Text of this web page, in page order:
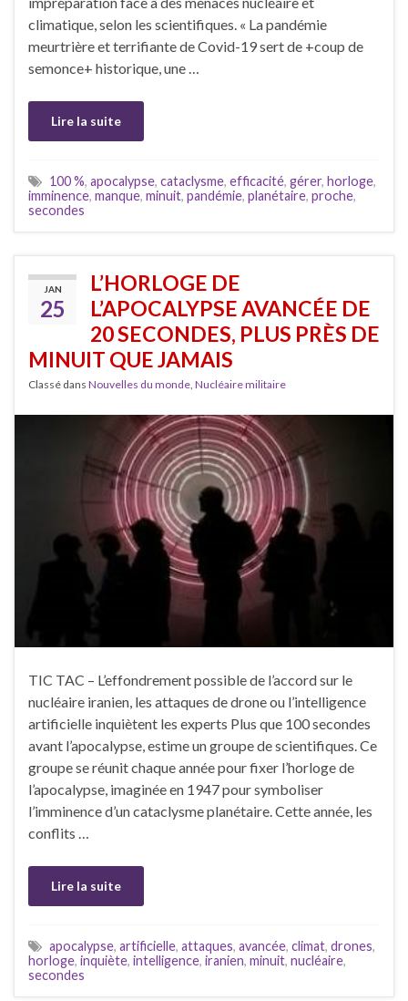
climatique, selon les scientifiques. « La pandémie
meurtrière et terrifiante de Covid-19 sert de +coup de
semonce+ historique, une …
Lire la suite
100 %, apocalypse, cataclysme, efficacité, gérer, horloge,
imminence, manque, minuit, pandémie, planétaire, proche,
secondes
JAN
25
L’HORLOGE DE
L’APOCALYPSE AVANCÉE DE
20 SECONDES, PLUS PRÈS DE
MINUIT QUE JAMAIS
Classé dans Nouvelles du monde Nucléaire militaire
TIC TAC – L’effondrement possible de l’accord sur le
nucléaire iranien, les attaques de drone ou l’intelligence
artificielle inquiètent les experts Plus que 100 secondes
avant l’apocalypse, estime un groupe de scientifiques. Ce
groupe se réunit chaque année pour fixer l’horloge de
l’apocalypse, imaginée en 1947 pour symboliser
l’imminence d’un cataclysme planétaire. Cette année, les
conflits …
Lire la suite
apocalypse, artificielle, attaques, avancée, climat, drones,
horloge, inquiète, intelligence, iranien, minuit, nucléaire,
secondes